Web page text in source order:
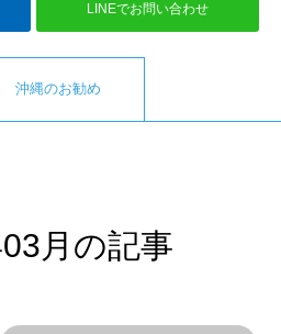
沖縄のお勧め
月の記事
LINEでお問い合わせ